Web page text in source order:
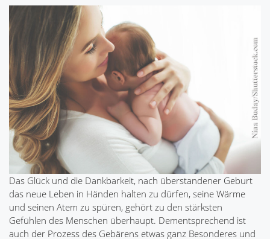
Das Glück und die Dankbarkeit, nach überstandener Geburt
das neue Leben in Händen halten zu dürfen, seine Wärme
und seinen Atem zu spüren, gehört zu den stärksten
Gefühlen des Menschen überhaupt. Dementsprechend ist
auch der Prozess des Gebärens etwas ganz Besonderes und